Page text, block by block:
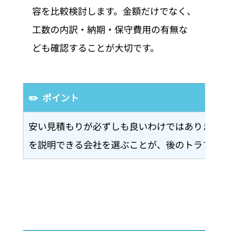
容を比較検討します。金額だけでなく、
工数の内訳・納期・保守費用の有無な
ども確認することが大切です。
✏️  ポイント
安い見積もりが必ずしも良いわけではありませ
を説明できる会社を選ぶことが、後のトラブル